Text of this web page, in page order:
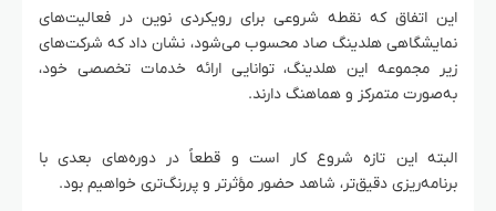
این اتفاق که نقطه شروعی برای رویکردی نوین در فعالیت‌های
نمایشگاهی هلدینگ صاد محسوب می‌شود، نشان داد که شرکت‌های
زیر مجموعه این هلدینگ، توانایی ارائه خدمات تخصصی خود،
به‌صورت متمرکز و هماهنگ دارند.
البته این تازه شروع کار است و قطعاً در دوره‌های بعدی با
برنامه‌ریزی دقیق‌تر، شاهد حضور مؤثرتر و پررنگ‌تری خواهیم بود.